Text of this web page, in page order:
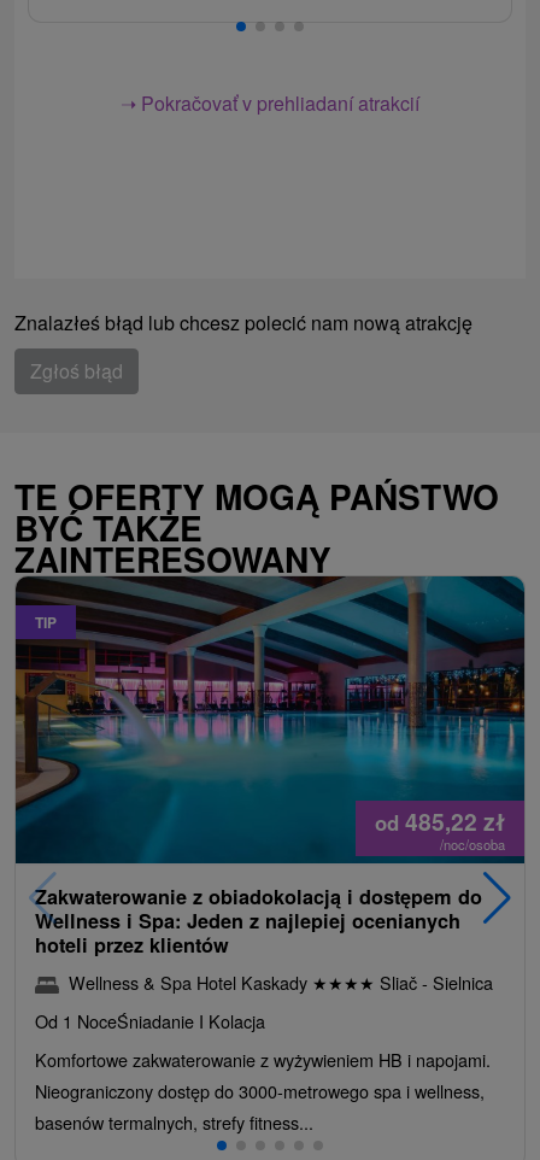
➝ Pokračovať v prehliadaní atrakcií
Znalazłeś błąd lub chcesz polecić nam nową atrakcję
Zgłoś błąd
TE OFERTY MOGĄ PAŃSTWO
BYĆ TAKŻE
ZAINTERESOWANY
TIP
od 485,22 zł
/noc/osoba
Zakwaterowanie z obiadokolacją i dostępem do
Wellness i Spa: Jeden z najlepiej ocenianych
hoteli przez klientów
Wellness & Spa Hotel Kaskady ★★★★ Sliač - Sielnica
Od 1 NoceŚniadanie I Kolacja
Komfortowe zakwaterowanie z wyżywieniem HB i napojami.
Nieograniczony dostęp do 3000-metrowego spa i wellness,
basenów termalnych, strefy fitness...